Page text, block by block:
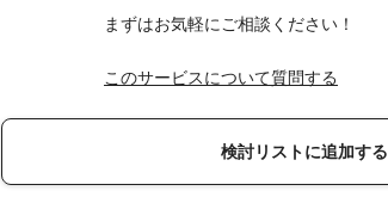
まずはお気軽にご相談ください！
このサービスについて質問する
検討リストに追加する